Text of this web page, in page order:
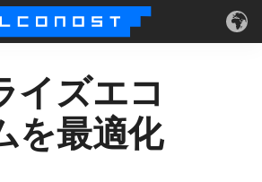
イズエコ
を最適化